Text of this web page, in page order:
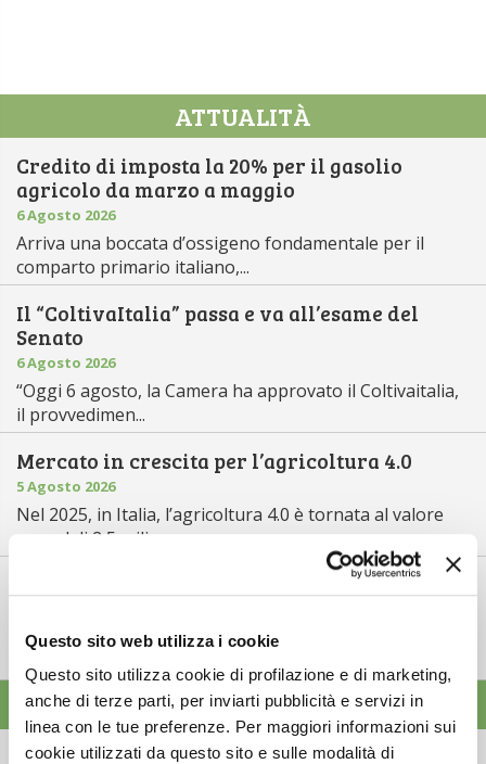
Questo sito web utilizza i cookie
Questo sito utilizza cookie di profilazione e di marketing,
anche di terze parti, per inviarti pubblicità e servizi in
linea con le tue preferenze. Per maggiori informazioni sui
cookie utilizzati da questo sito e sulle modalità di
ATTUALITÀ
Credito di imposta la 20% per il gasolio
agricolo da marzo a maggio
6 Agosto 2026
Arriva una boccata d’ossigeno fondamentale per il
comparto primario italiano,...
Il “ColtivaItalia” passa e va all’esame del
Senato
6 Agosto 2026
“Oggi 6 agosto, la Camera ha approvato il Coltivaitalia,
il provvedimen...
Mercato in crescita per l’agricoltura 4.0
5 Agosto 2026
Nel 2025, in Italia, l’agricoltura 4.0 è tornata al valore
record di 2,5 mili...
Saldi Pac: ogni anno entro fine gennaio
L’erogazione dei pagamenti della Pac in base a una
ALTRE NEWS